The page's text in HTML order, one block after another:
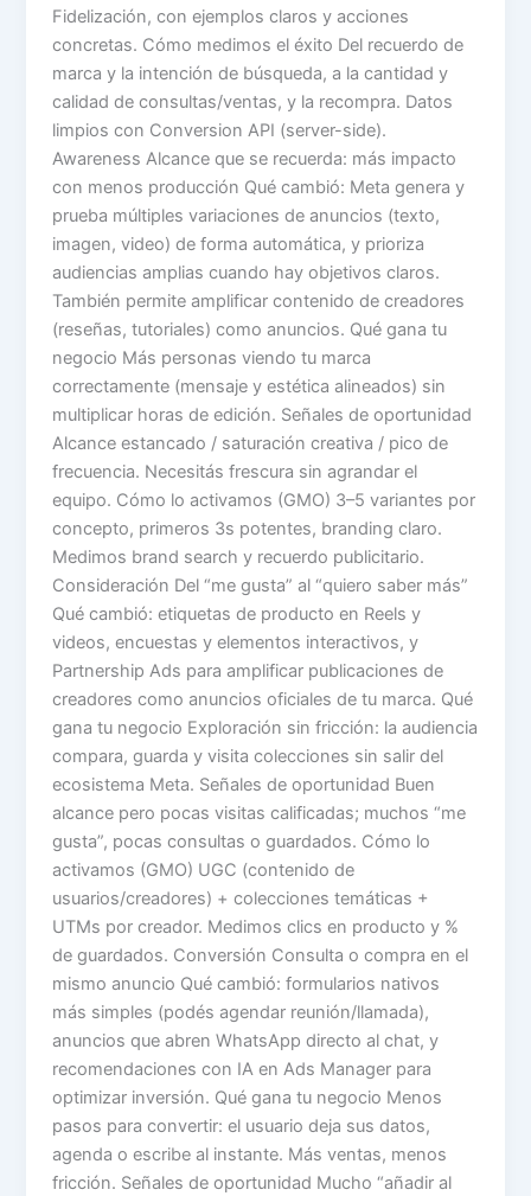
Fidelización, con ejemplos claros y acciones
concretas. Cómo medimos el éxito Del recuerdo de
marca y la intención de búsqueda, a la cantidad y
calidad de consultas/ventas, y la recompra. Datos
limpios con Conversion API (server-side).
Awareness Alcance que se recuerda: más impacto
con menos producción Qué cambió: Meta genera y
prueba múltiples variaciones de anuncios (texto,
imagen, video) de forma automática, y prioriza
audiencias amplias cuando hay objetivos claros.
También permite amplificar contenido de creadores
(reseñas, tutoriales) como anuncios. Qué gana tu
negocio Más personas viendo tu marca
correctamente (mensaje y estética alineados) sin
multiplicar horas de edición. Señales de oportunidad
Alcance estancado / saturación creativa / pico de
frecuencia. Necesitás frescura sin agrandar el
equipo. Cómo lo activamos (GMO) 3–5 variantes por
concepto, primeros 3s potentes, branding claro.
Medimos brand search y recuerdo publicitario.
Consideración Del “me gusta” al “quiero saber más”
Qué cambió: etiquetas de producto en Reels y
videos, encuestas y elementos interactivos, y
Partnership Ads para amplificar publicaciones de
creadores como anuncios oficiales de tu marca. Qué
gana tu negocio Exploración sin fricción: la audiencia
compara, guarda y visita colecciones sin salir del
ecosistema Meta. Señales de oportunidad Buen
alcance pero pocas visitas calificadas; muchos “me
gusta”, pocas consultas o guardados. Cómo lo
activamos (GMO) UGC (contenido de
usuarios/creadores) + colecciones temáticas +
UTMs por creador. Medimos clics en producto y %
de guardados. Conversión Consulta o compra en el
mismo anuncio Qué cambió: formularios nativos
más simples (podés agendar reunión/llamada),
anuncios que abren WhatsApp directo al chat, y
recomendaciones con IA en Ads Manager para
optimizar inversión. Qué gana tu negocio Menos
pasos para convertir: el usuario deja sus datos,
agenda o escribe al instante. Más ventas, menos
fricción. Señales de oportunidad Mucho “añadir al